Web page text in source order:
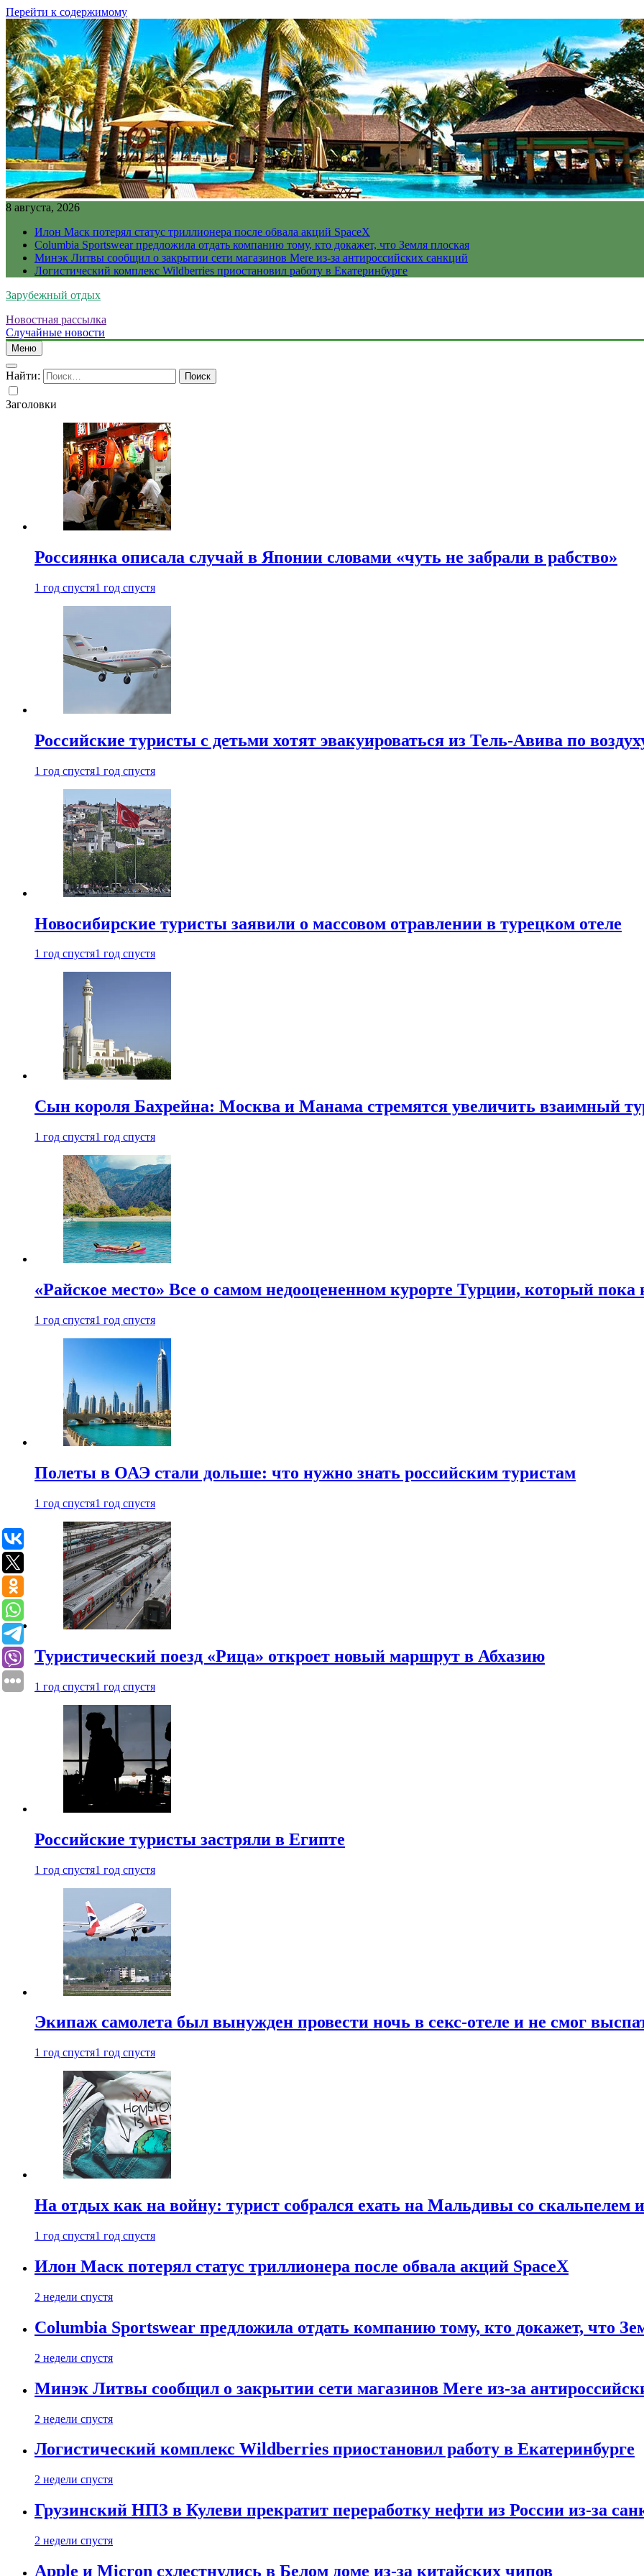
Перейти к содержимому
8 августа, 2026
Илон Маск потерял статус триллионера после обвала акций SpaceX
Columbia Sportswear предложила отдать компанию тому, кто докажет, что Земля плоская
Минэк Литвы сообщил о закрытии сети магазинов Mere из-за антироссийских санкций
Логистический комплекс Wildberries приостановил работу в Екатеринбурге
Зарубежный отдых
Новостная рассылка
Случайные новости
Меню
Найти:
Заголовки
Россиянка описала случай в Японии словами «чуть не забрали в рабство»
1 год спустя1 год спустя
Российские туристы с детьми хотят эвакуироваться из Тель-Авива по
1 год спустя1 год спустя
Новосибирские туристы заявили о массовом отравлении в турецком отеле
1 год спустя1 год спустя
Сын короля Бахрейна: Москва и Манама стремятся увеличить взаимный
1 год спустя1 год спустя
«Райское место» Все о самом недооцененном курорте Турции, который пока
1 год спустя1 год спустя
Полеты в ОАЭ стали дольше: что нужно знать российским туристам
1 год спустя1 год спустя
Туристический поезд «Рица» откроет новый маршрут в Абхазию
1 год спустя1 год спустя
Российские туристы застряли в Египте
1 год спустя1 год спустя
Экипаж самолета был вынужден провести ночь в секс-отеле и не смог
1 год спустя1 год спустя
На отдых как на войну: турист собрался ехать на Мальдивы со скальпелем
1 год спустя1 год спустя
Илон Маск потерял статус триллионера после обвала акций SpaceX
2 недели спустя
Columbia Sportswear предложила отдать компанию тому, кто докажет, что
2 недели спустя
Минэк Литвы сообщил о закрытии сети магазинов Mere из-за
2 недели спустя
Логистический комплекс Wildberries приостановил работу в Екатеринбурге
2 недели спустя
Грузинский НПЗ в Кулеви прекратит переработку нефти из России из-за
2 недели спустя
Apple и Micron схлестнулись в Белом доме из-за китайских чипов